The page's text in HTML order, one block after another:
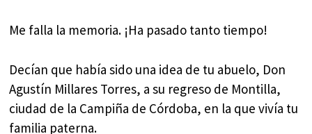
Me falla la memoria. ¡Ha pasado tanto tiempo!
Decían que había sido una idea de tu abuelo, Don
Agustín Millares Torres, a su regreso de Montilla,
ciudad de la Campiña de Córdoba, en la que vivía tu
familia paterna.